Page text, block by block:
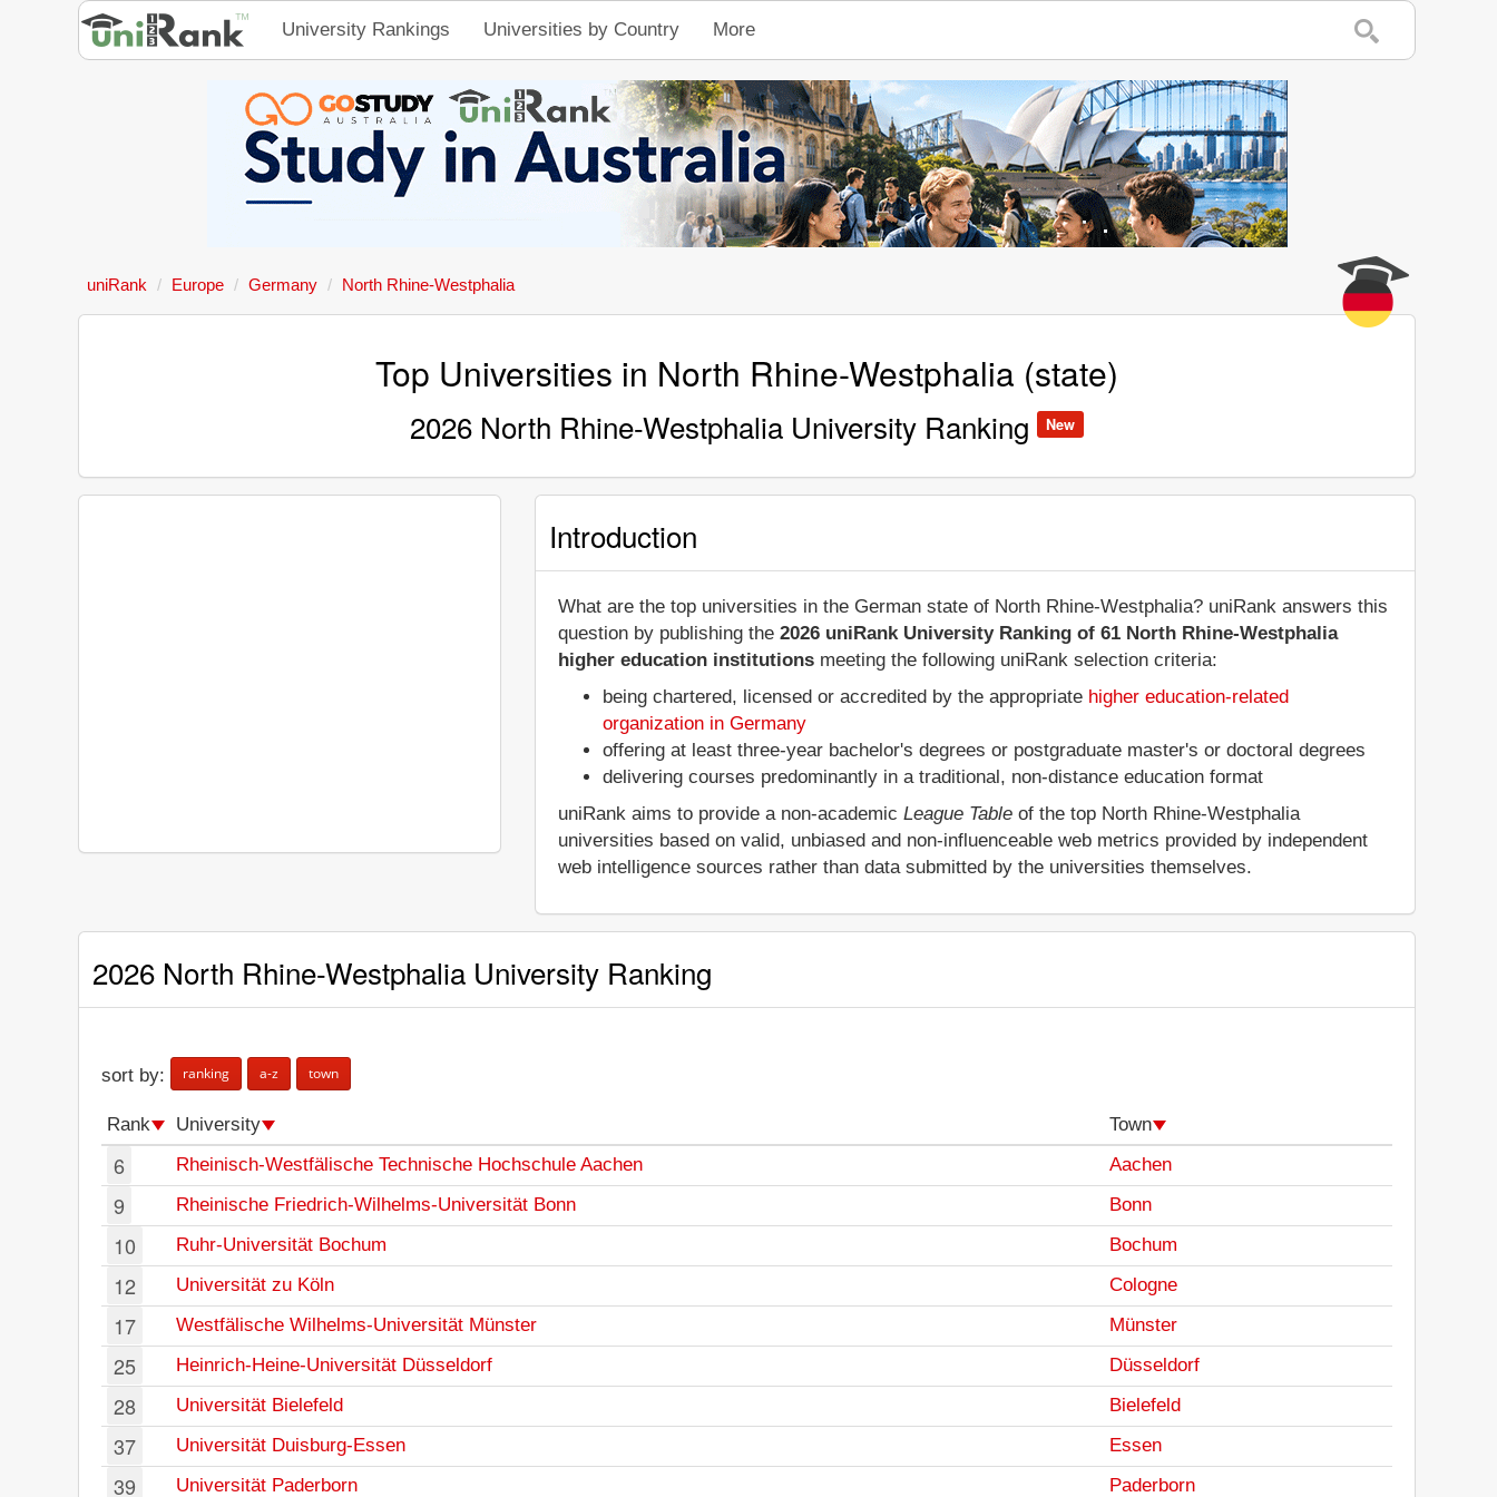
University Rankings Universities by Country More
uniRank Europe Germany North Rhine-Westphalia
Top Universities in North Rhine-Westphalia (state)
2026 North Rhine-Westphalia University Ranking New
Introduction
What are the top universities in the German state of North Rhine-Westphalia? uniRank answers this
question by publishing the2026 uniRank University Ranking of 61 North Rhine-Westphalia
higher education institutions meeting the following uniRank selection criteria:
being chartered, licensed or accredited by the appropriate higher education-related
organization in Germany
offering at least three-year bachelor's degrees or postgraduate master's or doctoral degrees
delivering courses predominantly in a traditional, non-distance education format
uniRank aims to provide a non-academicLeague Table of the top North Rhine-Westphalia
universities based on valid, unbiased and non-influenceable web metrics provided by independent
web intelligence sources rather than data submitted by the universities themselves.
2026 North Rhine-Westphalia University Ranking
sort by: ranking a-z town
Rank University Town
6 Rheinisch-Westfälische Technische Hochschule Aachen Aachen
9 Rheinische Friedrich-Wilhelms-Universität Bonn Bonn
10 Ruhr-Universität Bochum Bochum
12 Universität zu Köln Cologne
17 Westfälische Wilhelms-Universität Münster Münster
25 Heinrich-Heine-Universität Düsseldorf Düsseldorf
28 Universität Bielefeld Bielefeld
37 Universität Duisburg-Essen Essen
39 Universität Paderborn Paderborn